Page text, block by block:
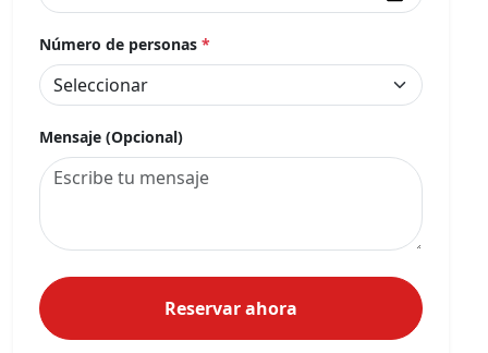
Número de personas *
Mensaje (Opcional)
Reservar ahora